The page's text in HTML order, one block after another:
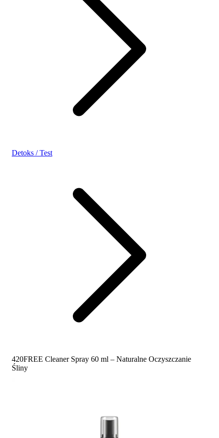
Detoks / Test
420FREE Cleaner Spray 60 ml – Naturalne Oczyszczanie
Śliny